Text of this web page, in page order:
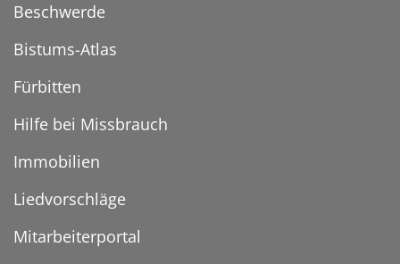
Beschwerde
Bistums-Atlas
Fürbitten
Hilfe bei Missbrauch
Immobilien
Liedvorschläge
Mitarbeiterportal